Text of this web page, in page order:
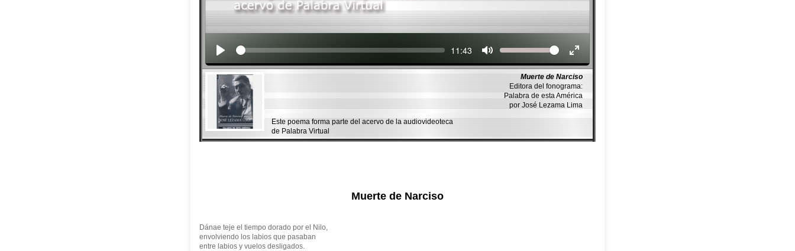
Seek Current
11:43 Volume
Muerte de Narciso
Editora del fonograma:
Palabra de esta América
por José Lezama Lima
Este poema forma parte del acervo de la audiovideoteca
de Palabra Virtual
Muerte de Narciso
Dánae teje el tiempo dorado por el Nilo,
envolviendo los labios que pasaban
entre labios y vuelos desligados.